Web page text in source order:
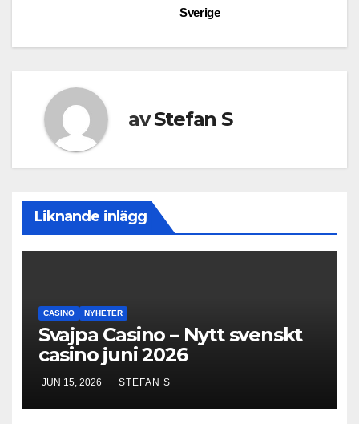
Sverige
avStefan S
Liknande inlägg
CASINO NYHETER
Svajpa Casino – Nytt svenskt
casino juni 2026
JUN 15, 2026 STEFAN S